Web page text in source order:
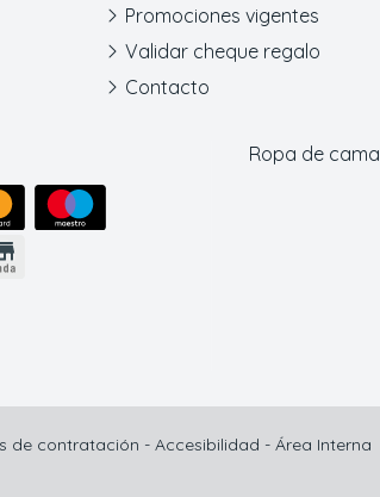
Promociones vigentes
Validar cheque regalo
Contacto
Ropa de cama
de contratación - Accesibilidad - Área Interna